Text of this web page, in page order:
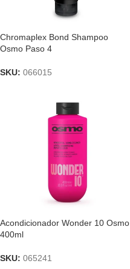
Chromaplex Bond Shampoo
Osmo Paso 4
SKU: 066015
Acondicionador Wonder 10 Osmo
400ml
SKU: 065241